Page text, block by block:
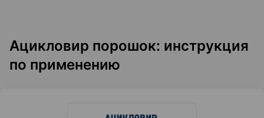
Ацикловир порошок: инструкция
по применению